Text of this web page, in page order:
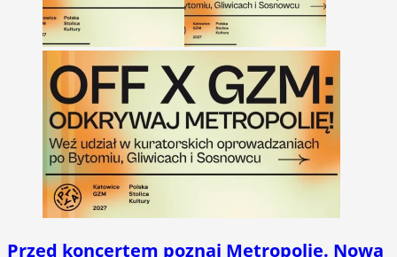
Przed koncertem poznaj Metropolię. Nowa